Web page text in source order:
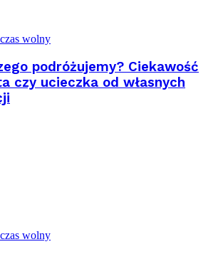
wolny
podróżujemy? Ciekawość
czy ucieczka od własnych
wolny